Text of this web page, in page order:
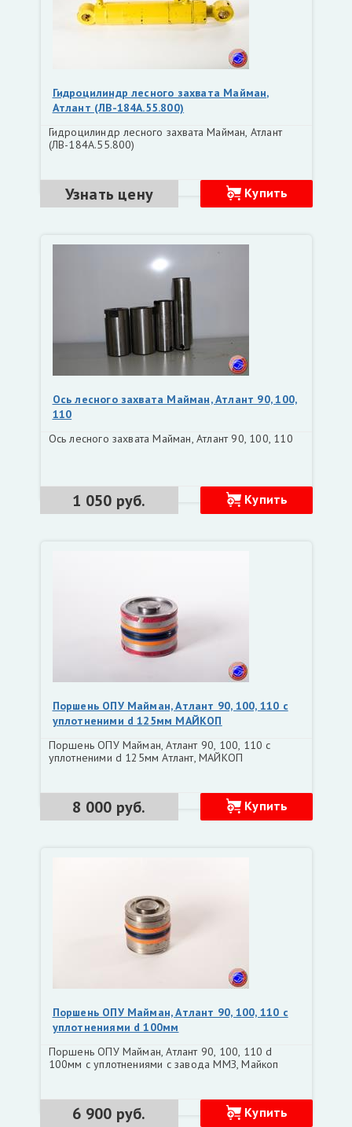
Гидроцилиндр лесного захвата Майман,
Атлант (ЛВ-184А.55.800)
Гидроцилиндр лесного захвата Майман, Атлант
(ЛВ-184А.55.800)
Узнать цену Купить
Ось лесного захвата Майман, Атлант 90, 100,
110
Ось лесного захвата Майман, Атлант 90, 100, 110
1 050 руб. Купить
Поршень ОПУ Майман, Атлант 90, 100, 110 с
уплотненими d 125мм МАЙКОП
Поршень ОПУ Майман, Атлант 90, 100, 110 с
уплотненими d 125мм Атлант, МАЙКОП
8 000 руб. Купить
Поршень ОПУ Майман, Атлант 90, 100, 110 с
уплотнениями d 100мм
Поршень ОПУ Майман, Атлант 90, 100, 110 d
100мм с уплотнениями с завода ММЗ, Майкоп
6 900 руб. Купить